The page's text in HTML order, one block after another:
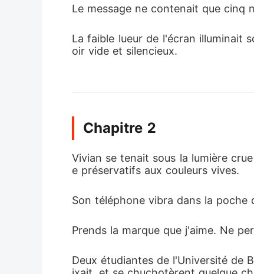
Le message ne contenait que cinq
La faible lueur de l'écran illuminait
oir vide et silencieux.
Chapitre 2
Vivian se tenait sous la lumière
e préservatifs aux couleurs vives.
Son téléphone vibra dans la poche
Prends la marque que j'aime. Ne
Deux étudiantes de l'Université de